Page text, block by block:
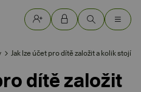
dítě založit
Jak lze účet pro dítě založit a kolik stojí